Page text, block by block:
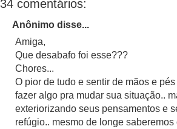
34 comentários:
Anônimo disse...
Amiga,
Que desabafo foi esse???
Chores...
O pior de tudo e sentir de mãos e
fazer algo pra mudar sua situação..
exteriorizando seus pensamentos e
refúgio.. mesmo de longe